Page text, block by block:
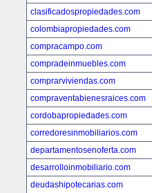
clasificadospropiedades.com
colombiapropiedades.com
compracampo.com
compradeinmuebles.com
comprarviviendas.com
compraventabienesraices.com
cordobapropiedades.com
corredoresinmobiliarios.com
departamentosenoferta.com
desarrolloinmobiliario.com
deudashipotecarias.com